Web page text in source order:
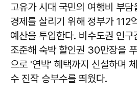
고유가 시대 국민의 여행비 부담
경제를 살리기 위해 정부가 112
예산을 투입한다. 비수도권 인
조준해 숙박 할인권 30만장을
으로 '연박' 혜택까지 신설하며
수 진작 승부수를 띄웠다.